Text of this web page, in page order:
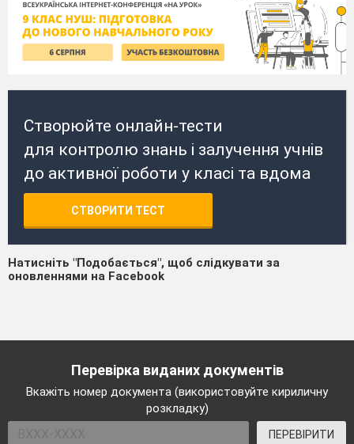
Створюйте онлайн-тести
для контролю знань і залучення учнів
до активної роботи у класі та вдома
СТВОРИТИ ТЕСТ
Натисніть "Подобається", щоб слідкувати за
оновленнями на Facebook
Перевірка виданих документів
Вкажіть номер документа (використовуйте кириличну
розкладку)
ПЕРЕВІРИТИ